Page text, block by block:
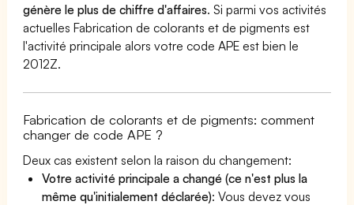
génère le plus de chiffre d'affaires. Si parmi vos activités
actuelles Fabrication de colorants et de pigments est
l'activité principale alors votre code APE est bien le
2012Z.
Fabrication de colorants et de pigments: comment
changer de code APE ?
Deux cas existent selon la raison du changement:
Votre activité principale a changé (ce n'est plus la
même qu'initialement déclarée): Vous devez vous